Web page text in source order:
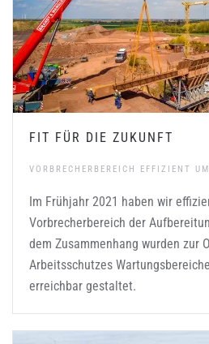
FIT FÜR DIE ZUKUNFT
VORBRECHERBEREICH EFFIZIENT
Im Frühjahr 2021 haben wir
Vorbrecherbereich der
dem Zusammenhang wurden zur
Arbeitsschutzes
erreichbar gestaltet.